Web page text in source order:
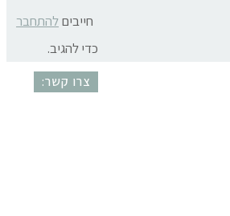
חייביםלהתחבר
כדי להגיב.
צרו קשר: